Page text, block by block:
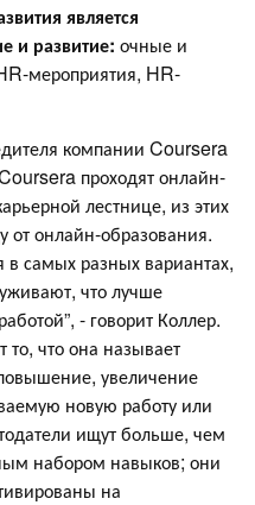
является
и развитие: очные и
мероприятия, HR-
компании Coursera
проходят онлайн-
лестнице, из этих
от онлайн-образования.
в самых разных вариантах,
что лучше
- говорит Коллер.
что она называет
увеличение
новую работу или
ищут больше, чем
набором навыков; они
на